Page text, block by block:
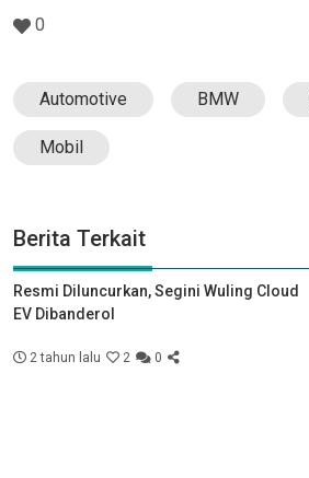
0
Automotive BMW
Mobil
Berita Terkait
Resmi Diluncurkan, Segini Wuling Cloud
EV Dibanderol
2 tahun lalu 2 0